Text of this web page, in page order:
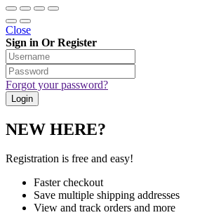
Close
Sign in Or Register
Forgot your password?
NEW HERE?
Registration is free and easy!
Faster checkout
Save multiple shipping addresses
View and track orders and more